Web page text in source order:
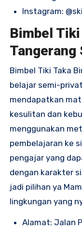
Instagram:
Bimbel
Tangerang
Bimbel Tiki Taka
belajar semi-
mendapatkan
kesulitan dan
menggunakan
pembelajaran ke
pengajar yang
dengan karakter
jadi pilihan ya
lingkungan yang
Alamat: Jalan